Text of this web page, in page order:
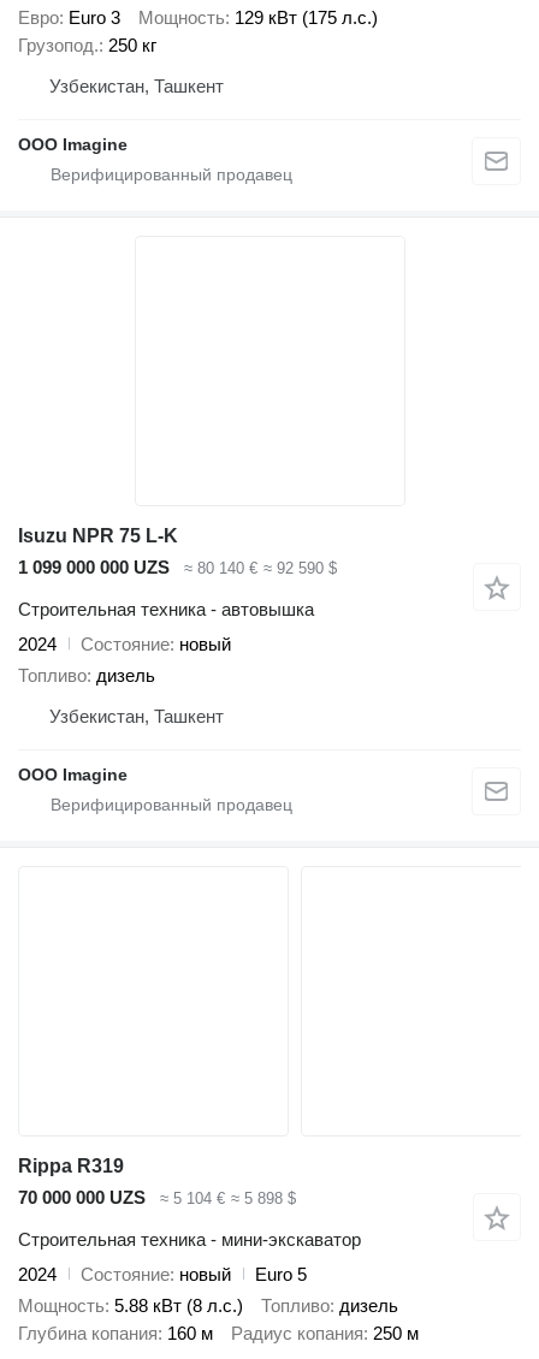
Евро Euro 3 Мощность 129 кВт (175 л.с.)
Грузопод. 250 кг
Узбекистан, Ташкент
OOO Imagine
Isuzu NPR 75 L-K
1 099 000 000 UZS
≈ 80 140 € ≈ 92 590 $
Строительная техника - автовышка
2024
Состояние новый
Топливо дизель
Узбекистан, Ташкент
OOO Imagine
Rippa R319
70 000 000 UZS
≈ 5 104 € ≈ 5 898 $
Строительная техника - мини-экскаватор
2024
Состояние новый
Euro 5
Мощность 5.88 кВт (8 л.с.) Топливо дизель
Глубина копания 160 м Радиус копания 250 м